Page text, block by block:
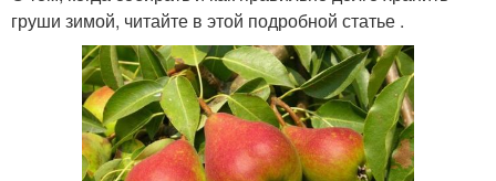
груши зимой, читайте в этой подробной статье .